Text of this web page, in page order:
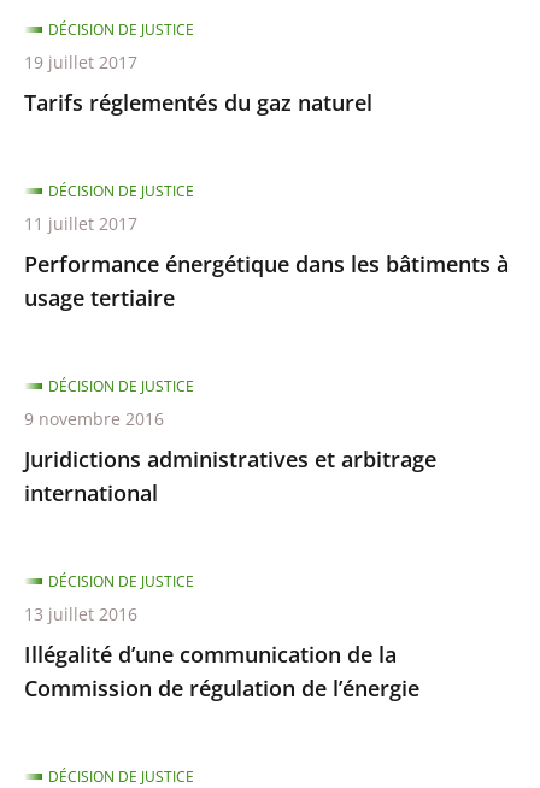
Tarifs réglementés du gaz naturel
DÉCISION DE JUSTICE
19 juillet 2017
Performance énergétique dans les bâtiments à
usage tertiaire
DÉCISION DE JUSTICE
11 juillet 2017
Juridictions administratives et arbitrage
international
DÉCISION DE JUSTICE
9 novembre 2016
Illégalité d’une communication de la
Commission de régulation de l’énergie
DÉCISION DE JUSTICE
13 juillet 2016
DÉCISION DE JUSTICE